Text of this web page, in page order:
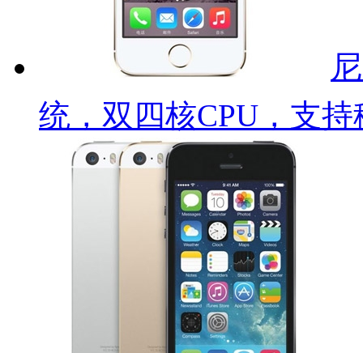
统，双四核CPU，支